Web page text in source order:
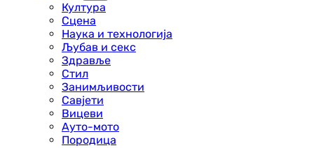
Култура
Сцена
Наука и технологија
Љубав и секс
Здравље
Стил
Занимљивости
Савјети
Вицеви
Ауто-мото
Породица